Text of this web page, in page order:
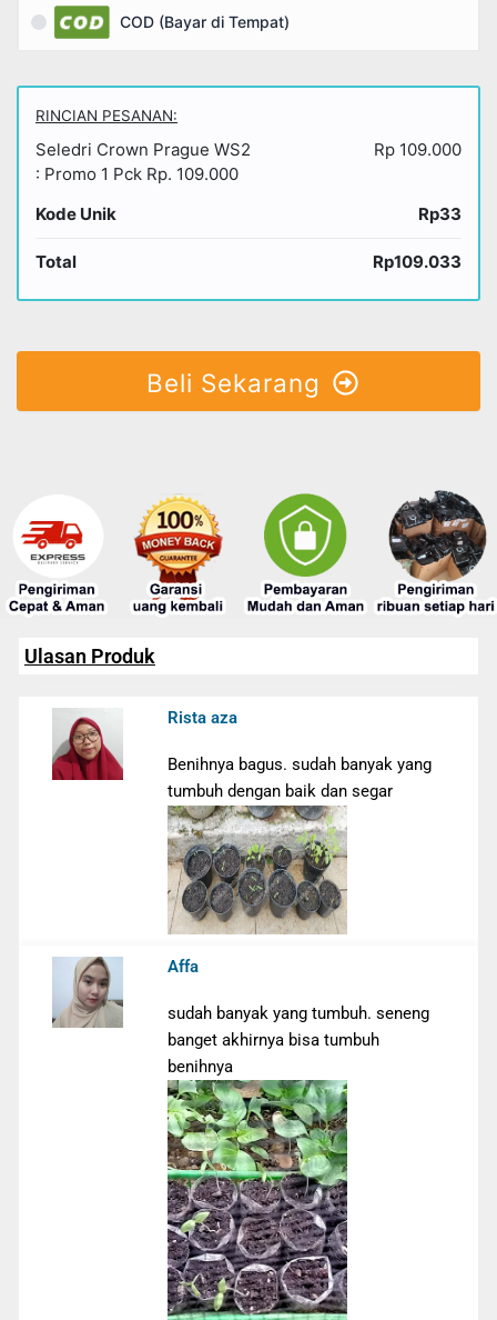
COD (Bayar di Tempat)
RINCIAN PESANAN:
Seledri Crown Prague WS2
: Promo 1 Pck Rp. 109.000
Rp 109.000
Kode Unik Rp33
Total Rp109.033
Beli Sekarang
Ulasan Produk
Rista aza
Benihnya bagus. sudah banyak yang
tumbuh dengan baik dan segar
Affa
sudah banyak yang tumbuh. seneng
banget akhirnya bisa tumbuh
benihnya